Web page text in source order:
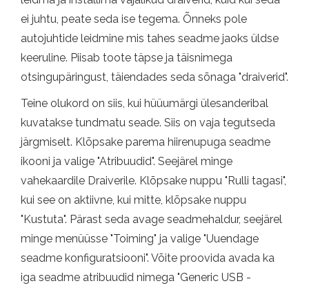
ei juhtu, peate seda ise tegema. Õnneks pole
autojuhtide leidmine mis tahes seadme jaoks üldse
keeruline. Piisab toote täpse ja täisnimega
otsingupäringust, täiendades seda sõnaga "draiverid".
Teine olukord on siis, kui hüüumärgi ülesanderibal
kuvatakse tundmatu seade. Siis on vaja tegutseda
järgmiselt. Klõpsake parema hiirenupuga seadme
ikooni ja valige "Atribuudid". Seejärel minge
vahekaardile Draiverile. Klõpsake nuppu "Rulli tagasi",
kui see on aktiivne, kui mitte, klõpsake nuppu
"Kustuta". Pärast seda avage seadmehaldur, seejärel
minge menüüsse "Toiming" ja valige "Uuendage
seadme konfiguratsiooni". Võite proovida avada ka
iga seadme atribuudid nimega "Generic USB -